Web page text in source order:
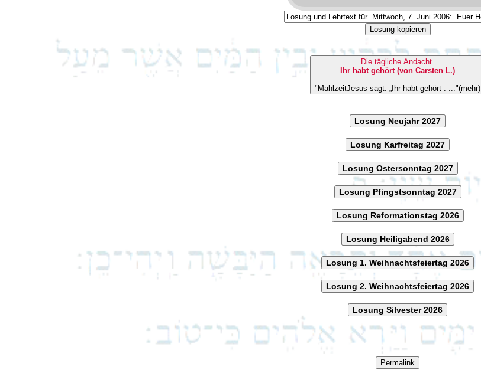
Losung kopieren
Die tägliche Andacht
Ihr habt gehört (von Carsten L.)
"MahlzeitJesus sagt: „Ihr habt gehört . ..."(mehr)
Losung Neujahr 2027
Losung Karfreitag 2027
Losung Ostersonntag 2027
Losung Pfingstsonntag 2027
Losung Reformationstag 2026
Losung Heiligabend 2026
Losung 1. Weihnachtsfeiertag 2026
Losung 2. Weihnachtsfeiertag 2026
Losung Silvester 2026
Permalink